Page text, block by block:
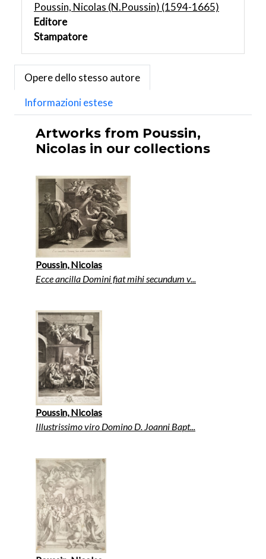
Poussin, Nicolas (N.Poussin) (1594-1665)
Editore
Stampatore
Opere dello stesso autore
Informazioni estese
Artworks from Poussin,
Nicolas in our collections
Poussin, Nicolas
Ecce ancilla Domini fiat mihi secundum v...
Poussin, Nicolas
Illustrissimo viro Domino D. Joanni Bapt...